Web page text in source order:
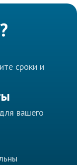
сроки и
вашего